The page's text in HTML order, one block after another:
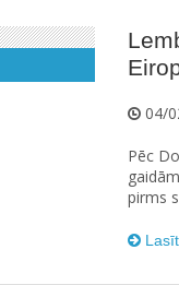
04/
Pēc
pirms